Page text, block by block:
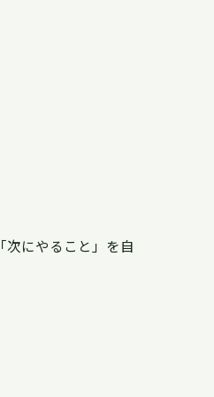
次にやること」を自